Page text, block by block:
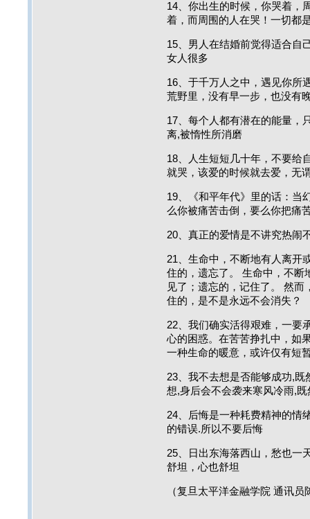
14、你出生的时候，你哭着，
着，而周围的人在哭！一切都
15、男人在结婚前觉得适合自
女人很多
16、于千万人之中，遇见你所
荒野里，没有早一步，也没有
17、每个人都有潜在的能量，
离,被惰性所消磨
18、人生短短几十年，不要给
就哭，该爱的时候就去爱，无
19、《和平年代》里的话：当
么你被痛苦击倒，要么你把痛
20、真正的爱情是不讲究热闹
21、生命中，不断地有人离开
住的，遗忘了。 生命中，不断
见了；遗忘的，记住了。 然
住的，是不是永远不会消失？
22、我们确实活得艰难，一要
心的困惑。在苦苦挣扎中，如
一种生命的暖意，或许仅有短
23、我不去想是否能够成功,
想,身后会不会袭来寒风冷雨,
24、后悔是一种耗费精神的情
的错误.所以不要后悔
25、日出东海落西山，愁也一
舒坦，心也舒坦
（复旦太平洋金融学院 通讯员